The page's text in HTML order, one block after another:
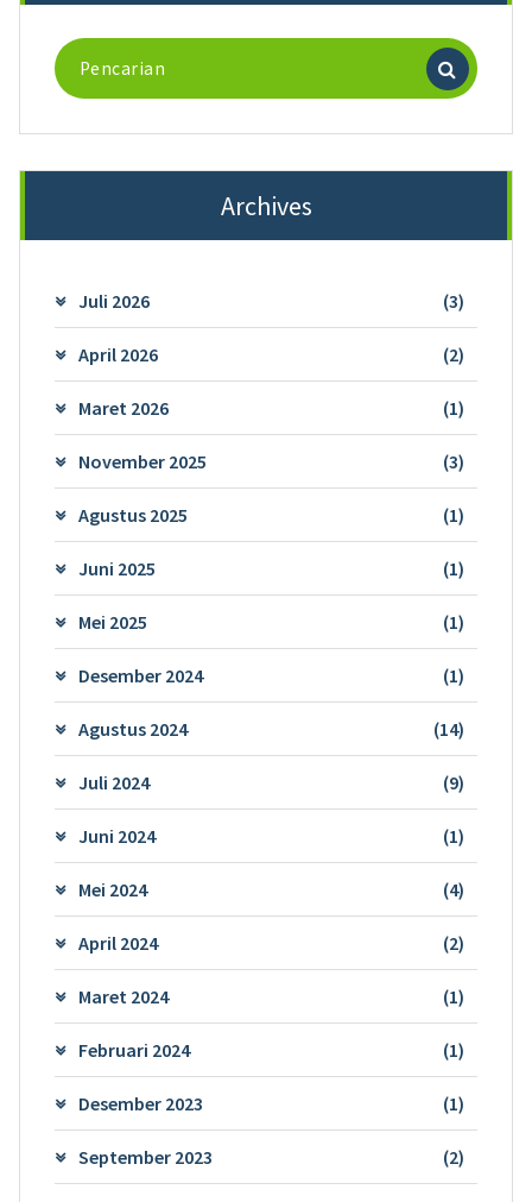
Pencarian
untuk:
Archives
Juli 2026 (3)
April 2026 (2)
Maret 2026 (1)
November 2025 (3)
Agustus 2025 (1)
Juni 2025 (1)
Mei 2025 (1)
Desember 2024 (1)
Agustus 2024 (14)
Juli 2024 (9)
Juni 2024 (1)
Mei 2024 (4)
April 2024 (2)
Maret 2024 (1)
Februari 2024 (1)
Desember 2023 (1)
September 2023 (2)